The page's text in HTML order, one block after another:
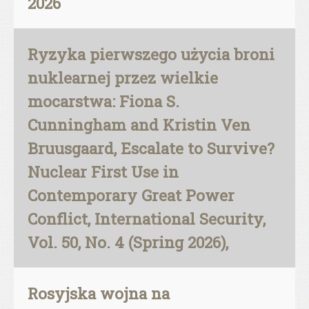
Ryzyka pierwszego użycia broni
nuklearnej przez wielkie
mocarstwa: Fiona S.
Cunningham and Kristin Ven
Bruusgaard, Escalate to Survive?
Nuclear First Use in
Contemporary Great Power
Conflict, International Security,
Vol. 50, No. 4 (Spring 2026),
Rosyjska wojna na